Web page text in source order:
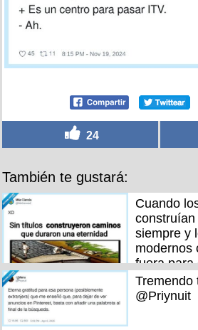
24
También te gustará:
Cuando
siempre y
modernos
fuera para
por
Tremendo
@Priynuit